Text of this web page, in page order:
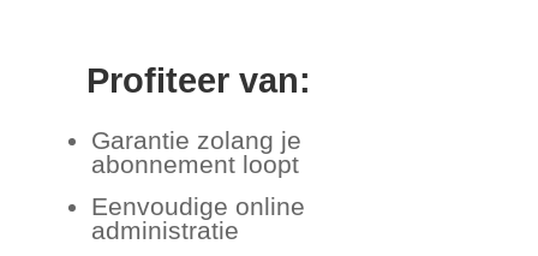
Profiteer van:
Garantie zolang je
abonnement loopt
Eenvoudige online
administratie